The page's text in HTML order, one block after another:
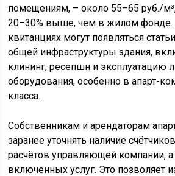
помещениям, – около 55–65 руб./
20–30% выше, чем в жилом фонде.
квитанциях могут появляться
общей инфраструктуры здания,
клининг, ресепшн и эксплуатацию
оборудования, особенно в апарт-
класса.
Собственникам и арендаторам
заранее уточнять наличие
расчётов управляющей компании,
включённых услуг. Это позволяет